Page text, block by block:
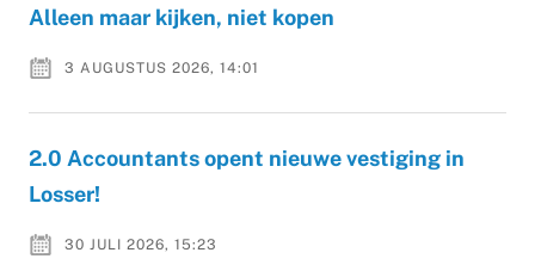
Alleen maar kijken, niet kopen
3 AUGUSTUS 2026, 14:01
2.0 Accountants opent nieuwe vestiging in
Losser!
30 JULI 2026, 15:23